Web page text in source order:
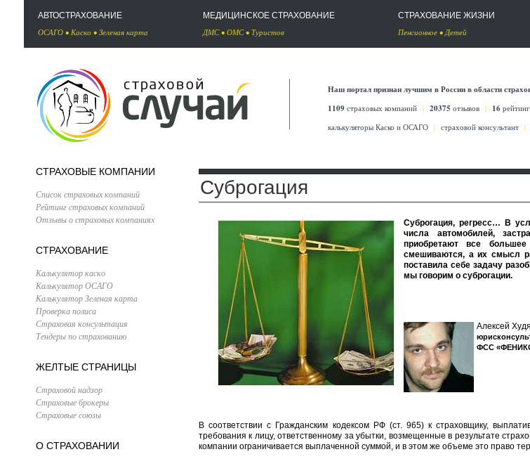
АВТОСТРАХОВАНИЕ
ОСАГО • Каско • Зеленая карта
МЕДИЦИНСКОЕ СТРАХОВАНИЕ
ДМС• ОМС• Туристов
СТРАХОВАНИЕ ЖИЗНИ
Пенсионное •Детей
Наш портал признан лучшим в России в области
1109 страховых компаний | 20375 отзывов | 16
калькуляторы Каско и ОСАГО | страховой консультант |
СТРАХОВЫЕ КОМПАНИИ
Список страховых компаний
Рейтинг страховых компаний
Отзывы о страховых компаниях
СТРАХОВАНИЕ
Калькулятор каско
Калькулятор ОСАГО
Калькулятор Зеленая карта
Проверка полиса
Страховая консультация
Тендеры по страхованию
ЖЕЛТЫЕ СТРАНИЦЫ
Страховой надзор
Страховые брокеры
Страховые союзы
О СТРАХОВАНИИ
Суброгация
Суброгация, регресс… В
числа автомобилей,
приобретают все
смешиваются, а их смысл
поставила себе задачу
мы говорим о суброгации.
Алексей
ФСС
В соответствии с Гражданским кодексом РФ (ст. 965) к страховщику,
требования к лицу, ответственному за убытки, возмещенные в результате
компании ограничивается выплаченной суммой, и в этом же объеме это право